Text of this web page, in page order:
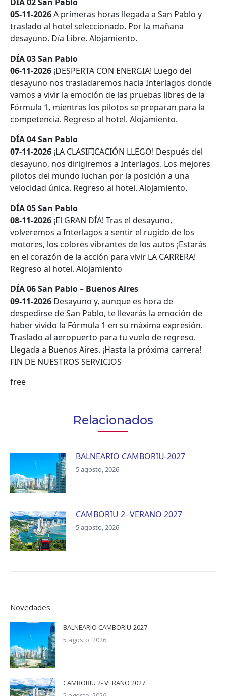
05-11-2026A primeras horas llegada a San Pablo y
traslado al hotel seleccionado. Por la mañana
desayuno. Día Libre. Alojamiento.
DÍA 03 San Pablo
06-11-2026 ¡DESPERTA CON ENERGIA! Luego del
desayuno nos trasladaremos hacia Interlagos donde
vamos a vivir la emoción de las pruebas libres de la
Fórmula 1, mientras los pilotos se preparan para la
competencia. Regreso al hotel. Alojamiento.
DÍA 04 San Pablo
07-11-2026 ¡LA CLASIFICACIÓN LLEGO! Después del
desayuno, nos dirigiremos a Interlagos. Los mejores
pilotos del mundo luchan por la posición a una
velocidad única. Regreso al hotel. Alojamiento.
DÍA 05 San Pablo
08-11-2026 ¡El GRAN DÍA! Tras el desayuno,
volveremos a Interlagos a sentir el rugido de los
motores, los colores vibrantes de los autos ¡Estarás
en el corazón de la acción para vivir LA CARRERA!
Regreso al hotel. Alojamiento
DÍA 06 San Pablo – Buenos Aires
09-11-2026 Desayuno y, aunque es hora de
despedirse de San Pablo, te llevarás la emoción de
haber vivido la Fórmula 1 en su máxima expresión.
Traslado al aeropuerto para tu vuelo de regreso.
Llegada a Buenos Aires. ¡Hasta la próxima carrera!
FIN DE NUESTROS SERVICIOS
free
Relacionados
BALNEARIO CAMBORIU-2027
5 agosto, 2026
CAMBORIU 2- VERANO 2027
5 agosto, 2026
Novedades
BALNEARIO CAMBORIU-2027
5 agosto, 2026
CAMBORIU 2- VERANO 2027